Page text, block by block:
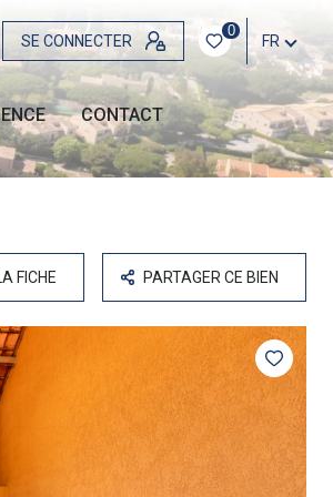
SE CONNECTER
0
FR
CONTACT
FICHE PARTAGER CE BIEN